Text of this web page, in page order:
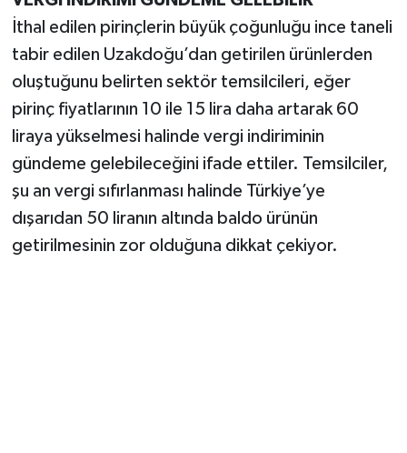
İthal edilen pirinçlerin büyük çoğunluğu ince taneli
tabir edilen Uzakdoğu’dan getirilen ürünlerden
oluştuğunu belirten sektör temsilcileri, eğer
pirinç fiyatlarının 10 ile 15 lira daha artarak 60
liraya yükselmesi halinde vergi indiriminin
gündeme gelebileceğini ifade ettiler. Temsilciler,
şu an vergi sıfırlanması halinde Türkiye’ye
dışarıdan 50 liranın altında baldo ürünün
getirilmesinin zor olduğuna dikkat çekiyor.